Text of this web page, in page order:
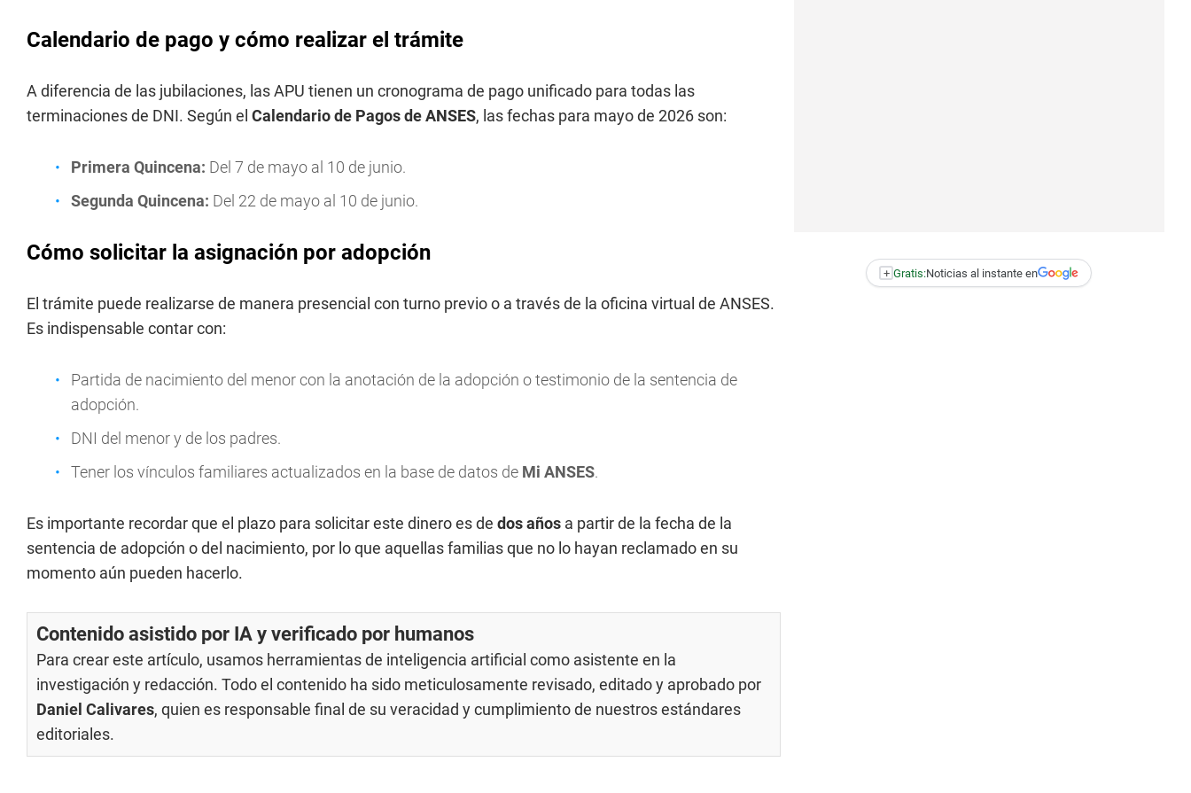
Calendario de pago y cómo realizar el trámite
A diferencia de las jubilaciones, las APU tienen un cronograma de pago unificado para todas las
terminaciones de DNI. Según el Calendario de Pagos de ANSES, las fechas para mayo de 2026 son:
Primera Quincena: Del 7 de mayo al 10 de junio.
Segunda Quincena: Del 22 de mayo al 10 de junio.
Cómo solicitar la asignación por adopción
El trámite puede realizarse de manera presencial con turno previo o a través de la oficina virtual de ANSES.
Es indispensable contar con:
Partida de nacimiento del menor con la anotación de la adopción o testimonio de la sentencia de
adopción.
DNI del menor y de los padres.
Tener los vínculos familiares actualizados en la base de datos de Mi ANSES.
Es importante recordar que el plazo para solicitar este dinero es de dos años a partir de la fecha de la
sentencia de adopción o del nacimiento, por lo que aquellas familias que no lo hayan reclamado en su
momento aún pueden hacerlo.
Contenido asistido por IA y verificado por humanos
Para crear este artículo, usamos herramientas de inteligencia artificial como asistente en la
investigación y redacción. Todo el contenido ha sido meticulosamente revisado, editado y aprobado por
Daniel Calivares, quien es responsable final de su veracidad y cumplimiento de nuestrosestándares
editoriales.
+ Gratis:Noticias al instante en